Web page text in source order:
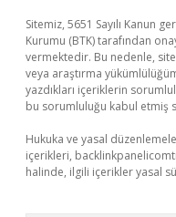
Sitemiz, 5651 Sayılı Kanun
Kurumu (BTK) tarafından
vermektedir. Bu nedenle,
veya araştırma
yazdıkları içeriklerin
bu sorumluluğu kabul etmiş
Hukuka ve yasal
içerikleri,
halinde, ilgili içerikler yasal